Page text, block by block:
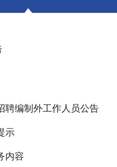
聘编制外工作人员公告
示
内容